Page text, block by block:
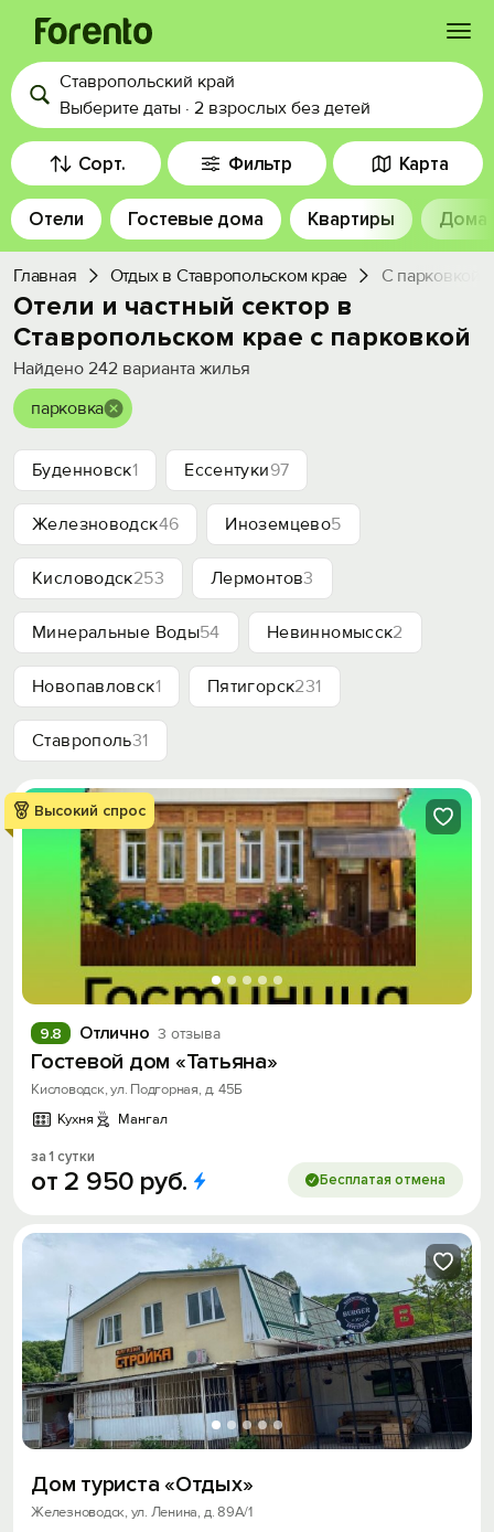
Войти
Избранное
История просмотра
Добавить свой объект
Ставропольский край
Выберите даты · 2 взрослых без детей
Сорт. Фильтр Карта
Отели Гостевые дома Квартиры Дома
Главная Отдых в Ставропольском крае С парковкой
Отели и частный сектор в
Ставропольском крае с парковкой
Найдено 242 варианта жилья
парковка
Буденновск1 Ессентуки97
Железноводск46 Иноземцево5
Кисловодск253 Лермонтов3
Минеральные Воды54 Невинномысск2
Новопавловск1 Пятигорск231
Ставрополь31
Высокий спрос
Отлично 3 отзыва
9.8
Гостевой дом «Татьяна»
Кисловодск, ул. Подгорная, д. 45Б
Кухня
Мангал
за 1 сутки
от 2 950 руб. Бесплатая отмена
Дом туриста «Отдых»
Железноводск, ул. Ленина, д. 89А/1